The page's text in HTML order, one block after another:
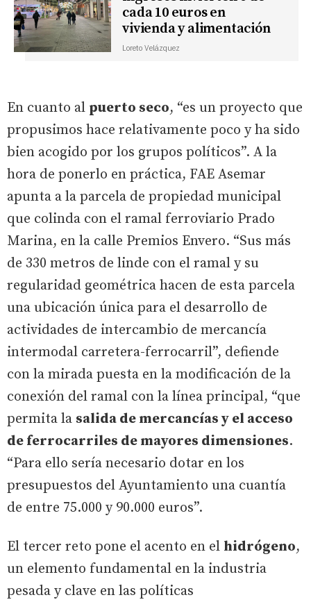
cada 10 euros en
vivienda y alimentación
Loreto Velázquez
En cuanto al puerto seco, “es un proyecto que
propusimos hace relativamente poco y ha sido
bien acogido por los grupos políticos”. A la
hora de ponerlo en práctica, FAE Asemar
apunta a la parcela de propiedad municipal
que colinda con el ramal ferroviario Prado
Marina, en la calle Premios Envero. “Sus más
de 330 metros de linde con el ramal y su
regularidad geométrica hacen de esta parcela
una ubicación única para el desarrollo de
actividades de intercambio de mercancía
intermodal carretera-ferrocarril”, defiende
con la mirada puesta en la modificación de la
conexión del ramal con la línea principal, “que
permita la salida de mercancías y el acceso
de ferrocarriles de mayores dimensiones.
“Para ello sería necesario dotar en los
presupuestos del Ayuntamiento una cuantía
de entre 75.000 y 90.000 euros”.
El tercer reto pone el acento en el hidrógeno,
un elemento fundamental en la industria
pesada y clave en las políticas